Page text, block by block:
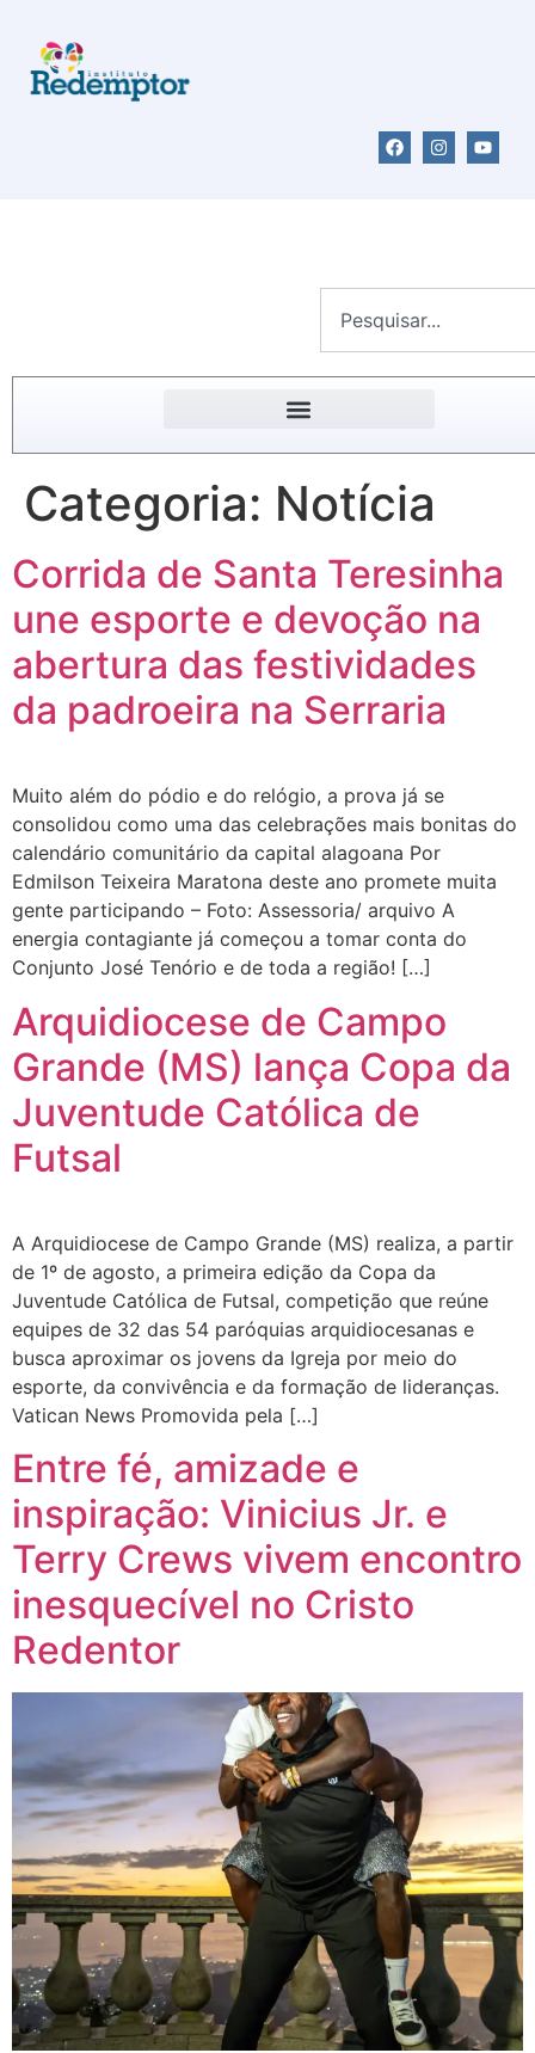
Categoria: Notícia
Corrida de Santa Teresinha
une esporte e devoção na
abertura das festividades
da padroeira na Serraria
Muito além do pódio e do relógio, a prova já se
consolidou como uma das celebrações mais bonitas do
calendário comunitário da capital alagoana Por
Edmilson Teixeira Maratona deste ano promete muita
gente participando – Foto: Assessoria/ arquivo A
energia contagiante já começou a tomar conta do
Conjunto José Tenório e de toda a região! […]
Arquidiocese de Campo
Grande (MS) lança Copa da
Juventude Católica de
Futsal
A Arquidiocese de Campo Grande (MS) realiza, a partir
de 1º de agosto, a primeira edição da Copa da
Juventude Católica de Futsal, competição que reúne
equipes de 32 das 54 paróquias arquidiocesanas e
busca aproximar os jovens da Igreja por meio do
esporte, da convivência e da formação de lideranças.
Vatican News Promovida pela […]
Entre fé, amizade e
inspiração: Vinicius Jr. e
Terry Crews vivem encontro
inesquecível no Cristo
Redentor